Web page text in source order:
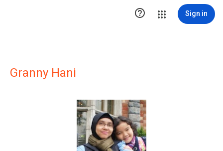
 Sign in
Granny Hani